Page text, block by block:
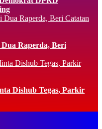
Raperda, Beri
Dishub Tegas, Parkir